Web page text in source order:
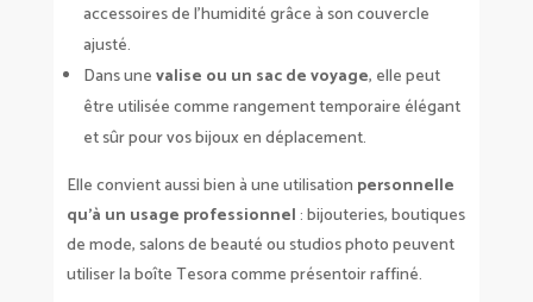
accessoires de l’humidité grâce à son couvercle
ajusté.
Dans unevalise ou un sac de voyage, elle peut
être utilisée comme rangement temporaire élégant
et sûr pour vos bijoux en déplacement.
Elle convient aussi bien à une utilisation personnelle
qu’à un usage professionnel: bijouteries, boutiques
de mode, salons de beauté ou studios photo peuvent
utiliser la boîte Tesora comme présentoir raffiné.